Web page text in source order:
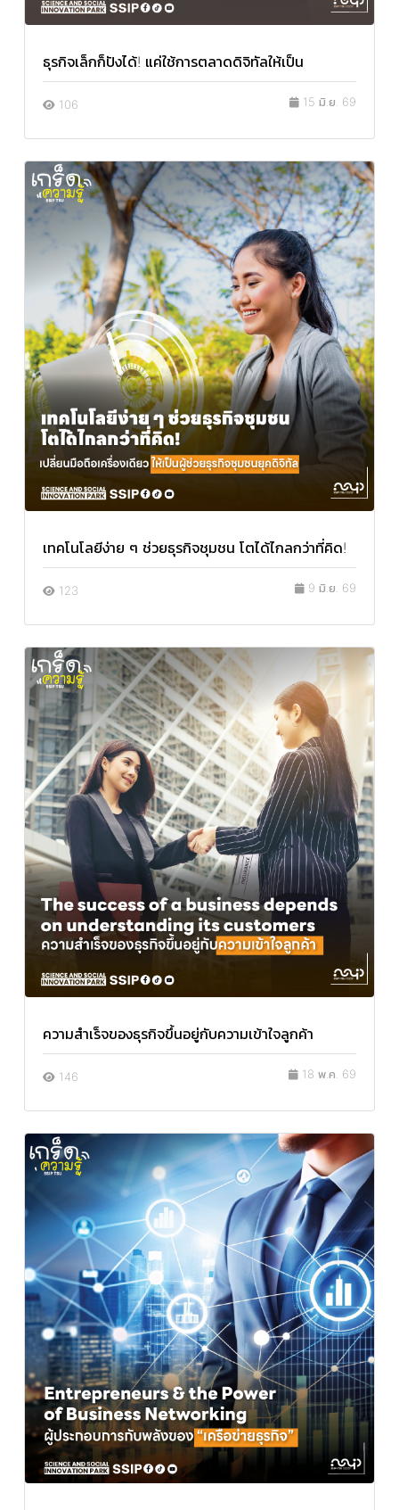
ธุรกิจเล็กก็ปังได้! แค่ใช้การตลาดดิจิทัลให้เป็น
106 15 มิ.ย. 69
เทคโนโลยีง่าย ๆ ช่วยธุรกิจชุมชน โตได้ไกลกว่าที่คิด!
123 9 มิ.ย. 69
ความสำเร็จของธุรกิจขึ้นอยู่กับความเข้าใจลูกค้า
146 18 พ.ค. 69